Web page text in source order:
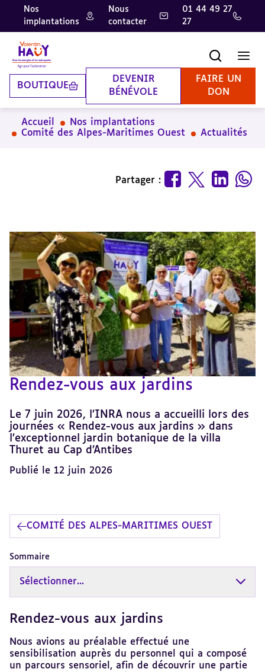
Aller
contenu
principal
Aller
pied
de
page
Aller
la
recherche
Nos
implantations
Nous
contacter
01 44 49 27
27
BOUTIQUE
DEVENIR
BÉNÉVOLE
FAIRE UN
DON
Accueil
Nos implantations
Comité des Alpes-Maritimes Ouest
Actualités
Partager :
Rendez-vous aux jardins
Le 7 juin 2026, l’INRA nous a accueilli lors des
journées « Rendez-vous aux jardins » dans
l’exceptionnel jardin botanique de la villa
Thuret au Cap d’Antibes
Publié le 12 juin 2026
COMITÉ DES ALPES-MARITIMES OUEST
Sommaire
Sélectionner...
Rendez-vous aux jardins
Nous avions au préalable effectué une
sensibilisation auprès du personnel qui a composé
un parcours sensoriel, afin de découvrir une partie
Revenir
sommaire